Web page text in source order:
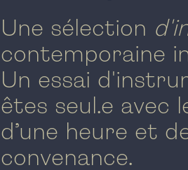
Une sélection
contemporaine
Un essai
êtes seul.e avec
d’une heure et
convenance.